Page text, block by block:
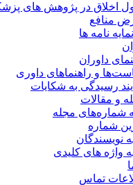
اخلاق در پژوهش های
منافع
نامه ها
داوران
و راهنماهای داوری
رسیدگی به شکایات
و مقالات
شماره‌های مجله
شماره
نویسندگان
واژه های کلیدی
تماس